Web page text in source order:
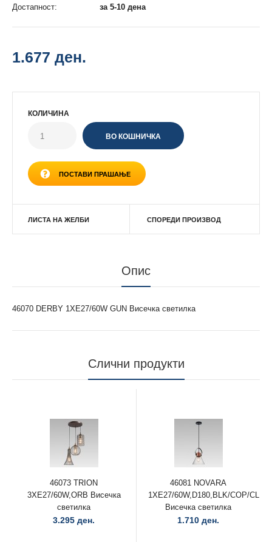
Достапност: за 5-10 дена
1.677 ден.
КОЛИЧИНА
ПОСТАВИ ПРАШАЊЕ
ЛИСТА НА ЖЕЛБИ СПОРЕДИ ПРОИЗВОД
Опис
46070 DERBY 1XE27/60W GUN Висечка светилка
Слични продукти
46073 TRION
3XE27/60W,ORB Висечка
светилка
3.295 ден.
46081 NOVARA
1XE27/60W,D180,BLK/COP/
Висечка светилка
1.710 ден.